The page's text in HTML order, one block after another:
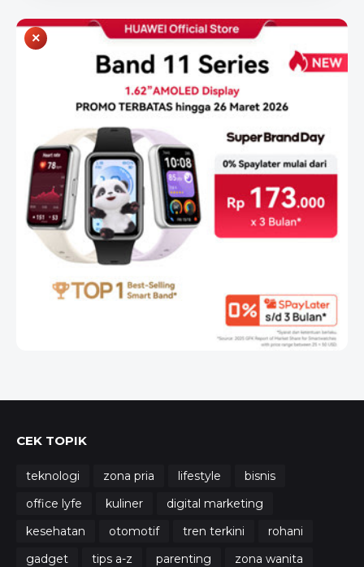
×
CEK TOPIK
teknologi zona pria lifestyle
bisnis
office lyfe
kuliner
digital marketing
kesehatan
otomotif tren terkini
rohani
gadget
tips a-z parenting
zona wanita